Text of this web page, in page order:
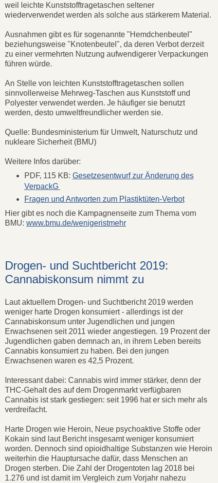
weil leichte Kunststofftragetaschen seltener
wiederverwendet werden als solche aus stärkerem Material.
Ausnahmen gibt es für sogenannte "Hemdchenbeutel"
beziehungsweise "Knotenbeutel", da deren Verbot derzeit
zu einer vermehrten Nutzung aufwendigerer Verpackungen
führen würde.
An Stelle von leichten Kunststofftragetaschen sollen
sinnvollerweise Mehrweg-Taschen aus Kunststoff und
Polyester verwendet werden. Je häufiger sie benutzt
werden, desto umweltfreundlicher werden sie.
Quelle: Bundesministerium für Umwelt, Naturschutz und
nukleare Sicherheit (BMU)
Weitere Infos darüber:
PDF, 115 KB: Gesetzesentwurf zur Änderung des
VerpackG
Fragen und Antworten zum Plastiktüten-Verbot
Hier gibt es noch die Kampagnenseite zum Thema vom
BMU: www.bmu.de/wenigeristmehr
Drogen- und Suchtbericht 2019:
Cannabiskonsum nimmt zu
Laut aktuellem Drogen- und Suchtbericht 2019 werden
weniger harte Drogen konsumiert - allerdings ist der
Cannabiskonsum unter Jugendlichen und jungen
Erwachsenen seit 2011 wieder angestiegen. 19 Prozent der
Jugendlichen gaben demnach an, in ihrem Leben bereits
Cannabis konsumiert zu haben. Bei den jungen
Erwachsenen waren es 42,5 Prozent.
Interessant dabei: Cannabis wird immer stärker, denn der
THC-Gehalt des auf dem Drogenmarkt verfügbaren
Cannabis ist stark gestiegen: seit 1996 hat er sich mehr als
verdreifacht.
Harte Drogen wie Heroin, Neue psychoaktive Stoffe oder
Kokain sind laut Bericht insgesamt weniger konsumiert
worden. Dennoch sind opioidhaltige Substanzen wie Heroin
weiterhin die Hauptursache dafür, dass Menschen an
Drogen sterben. Die Zahl der Drogentoten lag 2018 bei
1.276 und ist damit im Vergleich zum Vorjahr nahezu